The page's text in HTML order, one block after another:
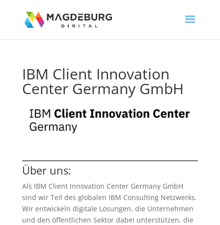
IBM Client Innovation
Center Germany GmbH
Über uns:
Als IBM Client Innovation Center Germany GmbH
sind wir Teil des globalen IBM Consulting Netzwerks.
Wir entwickeln digitale Lösungen, die Unternehmen
und den öffentlichen Sektor dabei unterstützen, die